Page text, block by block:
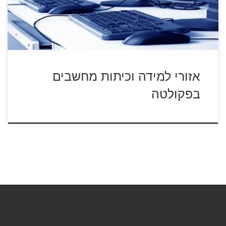
אזורי למידה וכיתות מחשבים
בפקולטה